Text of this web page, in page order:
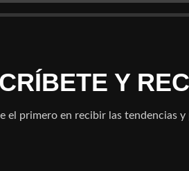
Y
el primero en recibir las tendencias